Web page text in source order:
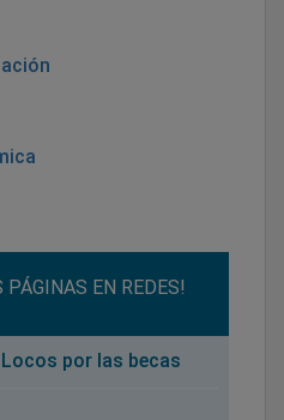
PÁGINAS EN REDES!
Locos por las becas